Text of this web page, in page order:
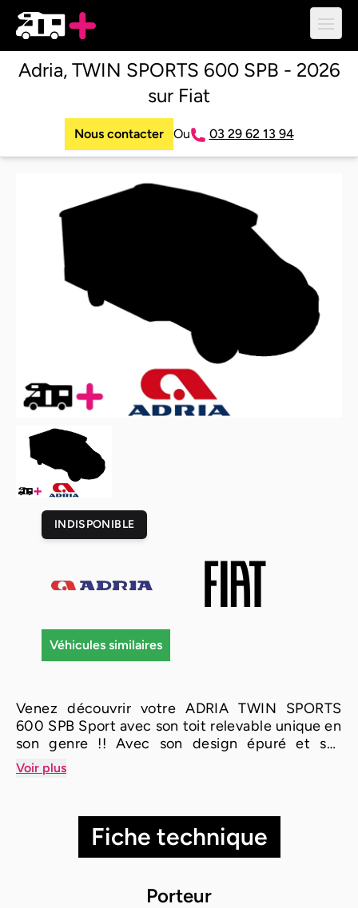
Adria, TWIN SPORTS 600 SPB - 2026
sur Fiat
Nous contacter Ou 03 29 62 13 94
INDISPONIBLE
Véhicules similaires
Venez découvrir votre ADRIA TWIN SPORTS
600 SPB Sport avec son toit relevable unique en
son genre !! Avec son design épuré et ses
finitions haut de gamme, ce fourgon aménagé
allie confort et fonctionnalité pour des
intelligent et de technologies innovantes, l'Adria
Twin Sports 600 SPB vous offre une expérience
de voyage sans pareille.
Voir plus
Fiche technique
Porteur